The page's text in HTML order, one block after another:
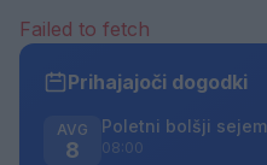
Failed to fetch
Prihajajoči dogodki
AVG
8
Poletni bolšji sejem
08:00